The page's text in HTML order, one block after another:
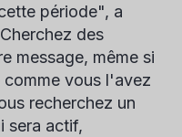
période", a
des
message, même si
vous l'avez
recherchez un
sera actif,